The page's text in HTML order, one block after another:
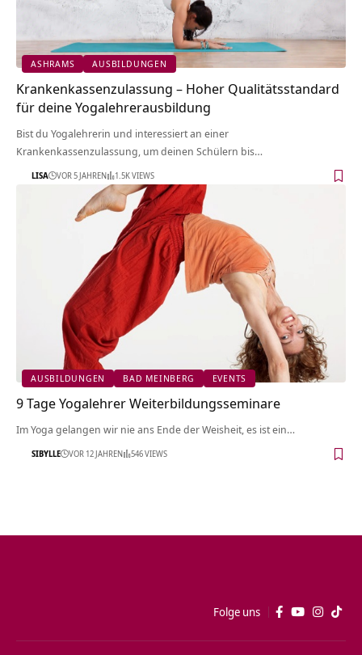
ASHRAMS AUSBILDUNGEN
Krankenkassenzulassung – Hoher Qualitätsstandard
für deine Yogalehrerausbildung
Bist du Yogalehrerin und interessiert an einer
Krankenkassenzulassung, um deinen Schülern bis…
LISA VOR 5 JAHREN 1.5K VIEWS
AUSBILDUNGEN BAD MEINBERG EVENTS
9 Tage Yogalehrer Weiterbildungsseminare
Im Yoga gelangen wir nie ans Ende der Weisheit, es ist ein…
SIBYLLE VOR 12 JAHREN 546 VIEWS
Folge uns